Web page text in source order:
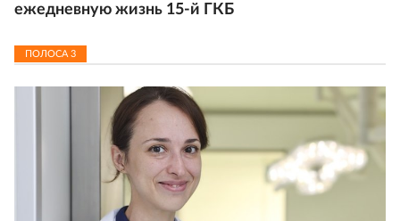
ежедневную жизнь 15-й ГКБ
ПОЛОСА 3